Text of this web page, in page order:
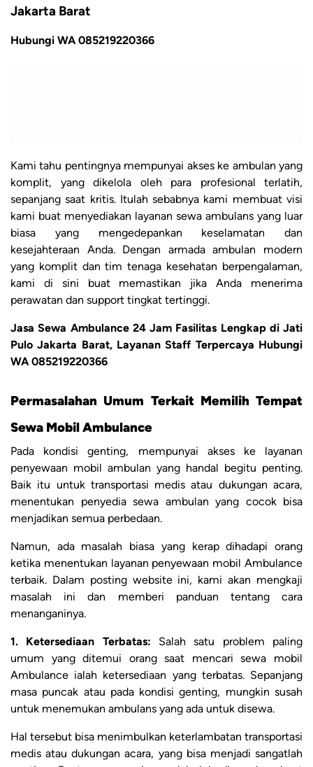
Jakarta Barat
Hubungi WA 085219220366
Kami tahu pentingnya mempunyai akses ke ambulan yang
komplit, yang dikelola oleh para profesional terlatih,
sepanjang saat kritis. Itulah sebabnya kami membuat visi
kami buat menyediakan layanan sewa ambulans yang luar
biasa yang mengedepankan keselamatan dan
kesejahteraan Anda. Dengan armada ambulan modern
yang komplit dan tim tenaga kesehatan berpengalaman,
kami di sini buat memastikan jika Anda menerima
perawatan dan support tingkat tertinggi.
Jasa Sewa Ambulance 24 Jam Fasilitas Lengkap di Jati
Pulo Jakarta Barat, Layanan Staff Terpercaya Hubungi
WA 085219220366
Permasalahan Umum Terkait Memilih Tempat
Sewa Mobil Ambulance
Pada kondisi genting, mempunyai akses ke layanan
penyewaan mobil ambulan yang handal begitu penting.
Baik itu untuk transportasi medis atau dukungan acara,
menentukan penyedia sewa ambulan yang cocok bisa
menjadikan semua perbedaan.
Namun, ada masalah biasa yang kerap dihadapi orang
ketika menentukan layanan penyewaan mobil Ambulance
terbaik. Dalam posting website ini, kami akan mengkaji
masalah ini dan memberi panduan tentang cara
menanganinya.
1. Ketersediaan Terbatas: Salah satu problem paling
umum yang ditemui orang saat mencari sewa mobil
Ambulance ialah ketersediaan yang terbatas. Sepanjang
masa puncak atau pada kondisi genting, mungkin susah
untuk menemukan ambulans yang ada untuk disewa.
Hal tersebut bisa menimbulkan keterlambatan transportasi
medis atau dukungan acara, yang bisa menjadi sangatlah